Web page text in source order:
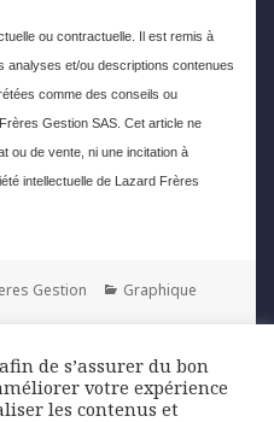
ou contractuelle. Il est remis à
analyses et/ou descriptions contenues
comme des conseils ou
Gestion SAS. Cet article ne
ou de vente, ni une incitation à
intellectuelle de Lazard Frères
Gestion Categories
Graphique
de s’assurer du bon
votre expérience
les contenus et